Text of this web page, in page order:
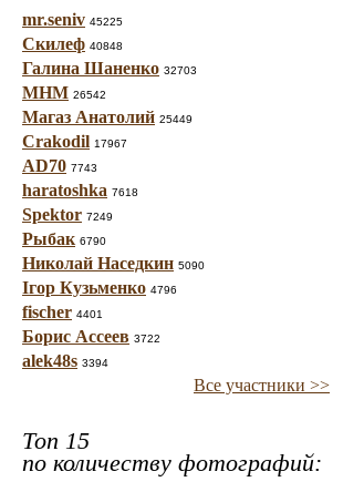
mr.seniv 45225
Скилеф 40848
Галина Шаненко 32703
МНМ 26542
Магаз Анатолий 25449
Crakodil 17967
AD70 7743
haratoshka 7618
Spektor 7249
Рыбак 6790
Николай Наседкин 5090
Ігор Кузьменко 4796
fischer 4401
Борис Ассеев 3722
alek48s 3394
Все участники >>
Топ 15
по количеству фотографий: